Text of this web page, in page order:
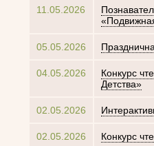
11.05.2026
05.05.2026
04.05.2026
Конкурс
Детства»
02.05.2026
02.05.2026 Конкурс